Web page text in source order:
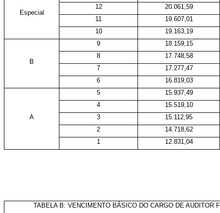
Especial
12
20.061,59
11
19.607,01
10
19.163,19
B
9
18.159,15
8
17.748,58
7
17.277,47
6
16.819,03
A
5
15.937,49
4
15.519,10
3
15.112,95
2
14.718,62
1
12.831,04
TABELA B: VENCIMENTO BÁSICO DO CARGO DE AUDITOR